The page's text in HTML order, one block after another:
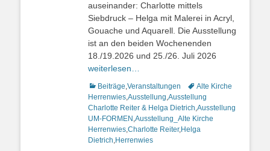
auseinander: Charlotte mittels
Siebdruck – Helga mit Malerei in Acryl,
Gouache und Aquarell. Die Ausstellung
ist an den beiden Wochenenden
18./19.2026 und 25./26. Juli 2026
weiterlesen…
Kategorien
Beiträge,Veranstaltungen Schlagworte
Alte Kirche
Herrenwies,Ausstellung,Ausstellung
Charlotte Reiter & Helga Dietrich,Ausstellung
UM-FORMEN ,Ausstellung_Alte Kirche
Herrenwies,Charlotte Reiter,Helga
Dietrich,Herrenwies